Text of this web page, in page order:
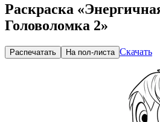
Раскраска
Головоломка 2»
Распечатать На пол-листа Скачать